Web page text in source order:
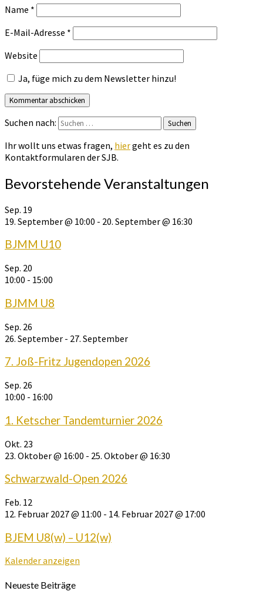
Name *
E-Mail-Adresse *
Website
Ja, füge mich zu dem Newsletter hinzu!
Suchen nach: Suchen
Ihr wollt uns etwas fragen, hiergeht es zu den
Kontaktformularen der SJB.
Bevorstehende Veranstaltungen
Sep. 19
19. September @ 10:00 - 20. September @ 16:30
BJMM U10
Sep. 20
10:00 - 15:00
BJMM U8
Sep. 26
26. September - 27. September
7. Joß-Fritz Jugendopen 2026
Sep. 26
10:00 - 16:00
1. Ketscher Tandemturnier 2026
Okt. 23
23. Oktober @ 16:00 - 25. Oktober @ 16:30
Schwarzwald-Open 2026
Feb. 12
12. Februar 2027 @ 11:00 - 14. Februar 2027 @ 17:00
BJEM U8(w) – U12(w)
Kalender anzeigen
Neueste Beiträge